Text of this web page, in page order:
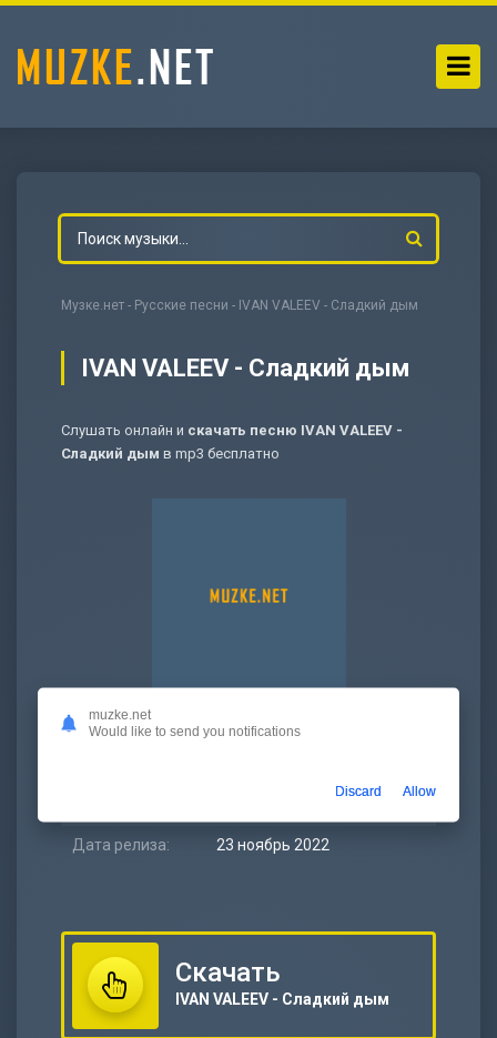
Музке.нет - Русские песни - IVAN VALEEV - Сладкий дым
IVAN VALEEV - Сладкий дым
Слушать онлайн и скачать песню IVAN VALEEV -
Сладкий дым в mp3 бесплатно
Битрейт: 320 kbps
Дата релиза: 23 ноябрь 2022
Скачать
IVAN VALEEV - Сладкий дым
muzke.net
Would like to send you notifications
Discard Allow